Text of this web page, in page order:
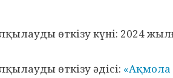
өткізу күні: 2024
өткізу әдісі: «Ақмола